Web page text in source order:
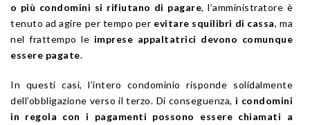
o più condomini si rifiutano di pagare, l’amministratore è
tenuto ad agire per tempo per evitare squilibri di cassa, ma
nel frattempo le imprese appaltatrici devono comunque
essere pagate.
In questi casi, l’intero condominio risponde solidalmente
dell’obbligazione verso il terzo. Di conseguenza, i condomini
in regola con i pagamenti possono essere chiamati a